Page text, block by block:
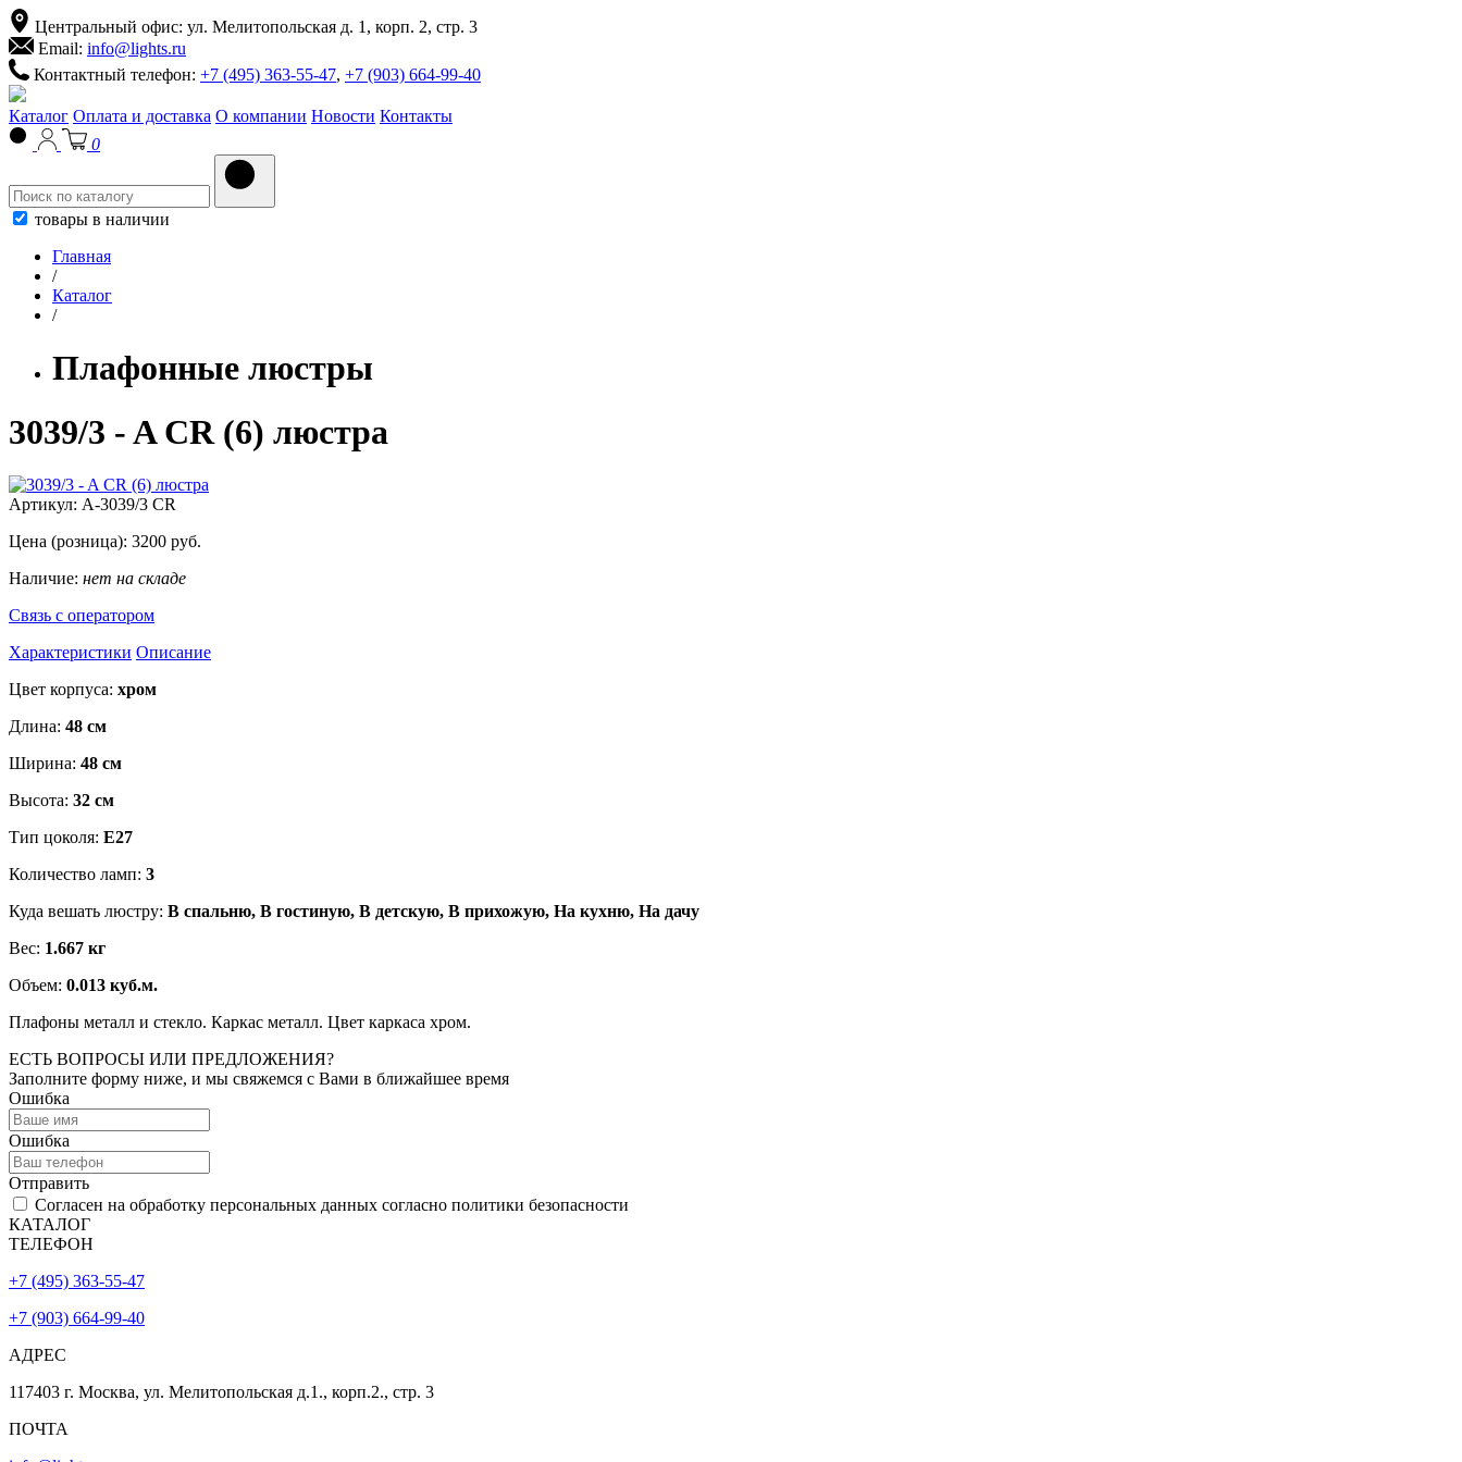
Центральный офис: ул. Мелитопольская д. 1, корп. 2, стр. 3
Email: info@lights.ru
Контактный телефон: +7 (495) 363-55-47, +7 (903) 664-99-40
Каталог Оплата и доставка О компании Новости Контакты
0
товары в наличии
Главная
/
Каталог
/
Плафонные люстры
3039/3 - A CR (6) люстра
Артикул: A-3039/3 CR
Цена (розница): 3200 руб.
Наличие: нет на складе
Связь с оператором
Характеристики Описание
Цвет корпуса: хром
Длина: 48 см
Ширина: 48 см
Высота: 32 см
Тип цоколя: Е27
Количество ламп: 3
Куда вешать люстру: В спальню, В гостиную, В детскую, В прихожую, На кухню, На дачу
Вес: 1.667 кг
Объем: 0.013 куб.м.
Плафоны металл и стекло. Каркас металл. Цвет каркаса хром.
ЕСТЬ ВОПРОСЫ ИЛИ ПРЕДЛОЖЕНИЯ?
Заполните форму ниже, и мы свяжемся с Вами в ближайшее время
Ошибка
Ошибка
Отправить
Согласен на обработку персональных данных согласно политики безопасности
КАТАЛОГ
ТЕЛЕФОН
+7 (495) 363-55-47
+7 (903) 664-99-40
АДРЕС
117403 г. Москва, ул. Мелитопольская д.1., корп.2., стр. 3
ПОЧТА